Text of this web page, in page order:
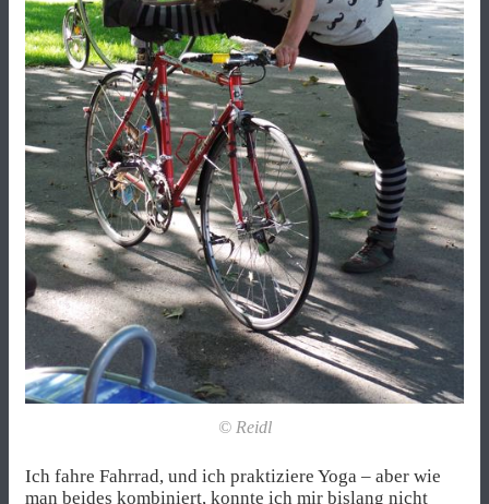
© Reidl
Ich fahre Fahrrad, und ich praktiziere Yoga – aber wie
man beides kombiniert, konnte ich mir bislang nicht